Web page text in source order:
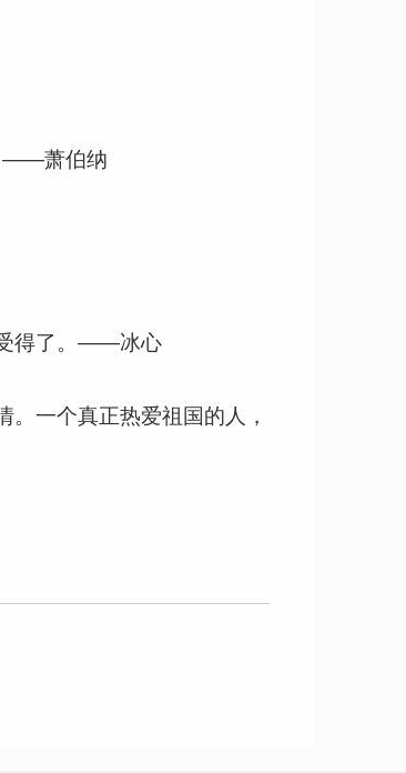
——萧伯纳
受得了。——冰心
一个真正热爱祖国的人，